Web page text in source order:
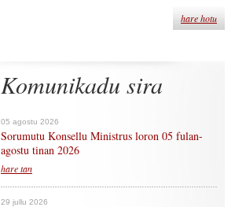
hare hotu
Komunikadu sira
05 agostu 2026
Sorumutu Konsellu Ministrus loron 05 fulan-
agostu tinan 2026
hare tan
29 jullu 2026